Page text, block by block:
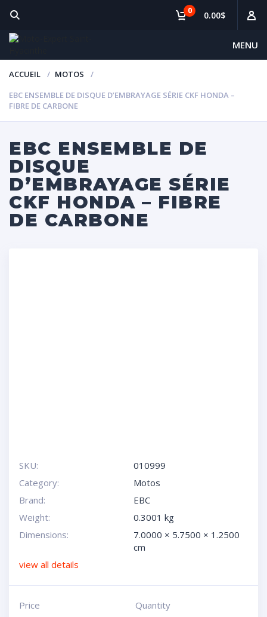
MENU
0 0.00$
ACCUEIL
MOTOS
EBC ENSEMBLE DE DISQUE D’EMBRAYAGE SÉRIE CKF HONDA –
FIBRE DE CARBONE
EBC ENSEMBLE DE
DISQUE
D’EMBRAYAGE SÉRIE
CKF HONDA – FIBRE
DE CARBONE
SKU:
010999
Category:
Motos
Brand:
EBC
Weight:
0.3001 kg
Dimensions:
7.0000 × 5.7500 × 1.2500
cm
view all details
Price
Quantity